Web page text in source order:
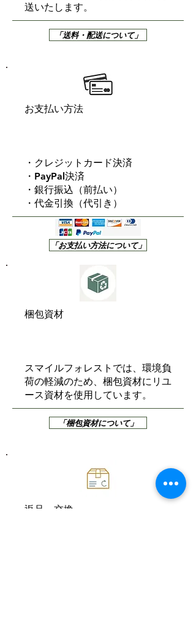
送いたします。
「送料・配送について」
お支払い方法
・クレジットカード決済
・PayPal決済
・銀行振込（前払い）
・代金引換（代引き）
「お支払い方法について」
梱包資材
スマイルフォレストでは、環境負
荷の軽減のため、梱包資材にリユ
ース資材を使用しています。
「梱包資材について」
返品・交換